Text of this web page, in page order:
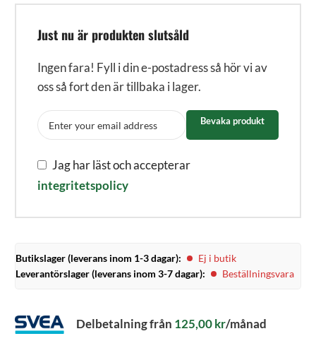
Just nu är produkten slutsåld
Ingen fara! Fyll i din e-postadress så hör vi av
oss så fort den är tillbaka i lager.
Bevaka produkt
Jag har läst och accepterar
integritetspolicy
Butikslager (leverans inom 1-3 dagar):
Ej i butik
Leverantörslager (leverans inom 3-7 dagar):
Beställningsvara
Delbetalning från 125,00kr/månad